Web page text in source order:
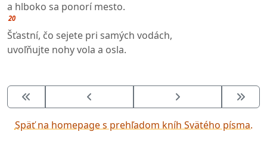
a hlboko sa ponorí mesto.
20
Šťastní, čo sejete pri samých vodách,
uvoľňujte nohy vola a osla.
Späť na homepage s prehľadom kníh Svätého písma.